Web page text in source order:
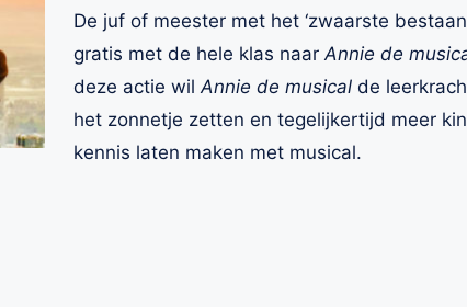
De juf of meester met het ‘zwaarste
gratis met de hele klas naarAnnie de
deze actie wilAnnie de musical de
het zonnetje zetten en tegelijkertijd meer
kennis laten maken met musical.